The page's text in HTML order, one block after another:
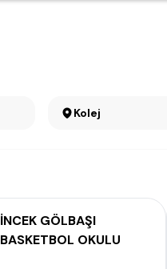
Kolej
İNCEK GÖLBAŞI
BASKETBOL OKULU